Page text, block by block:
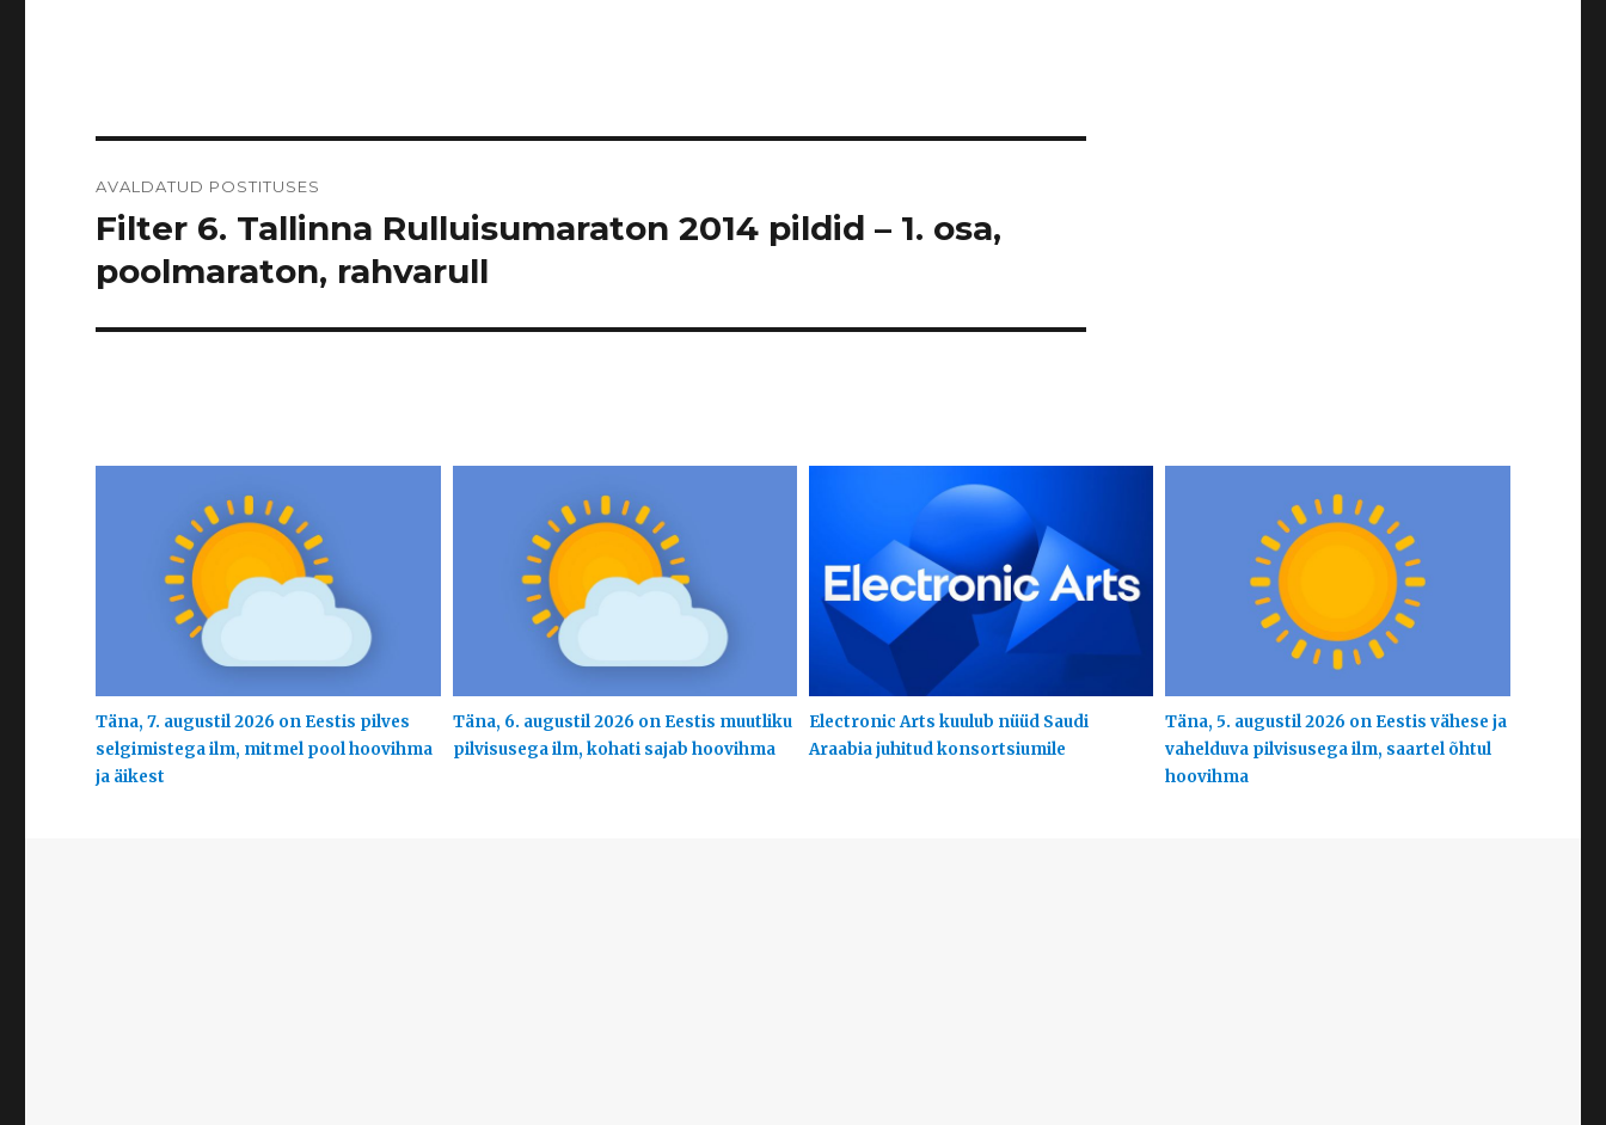
AVALDATUD POSTITUSES
Filter 6. Tallinna Rulluisumaraton 2014 pildid – 1. osa,
poolmaraton, rahvarull
Täna, 7. augustil 2026 on Eestis pilves
selgimistega ilm, mitmel pool hoovihma
ja äikest
Täna, 6. augustil 2026 on Eestis muutliku
pilvisusega ilm, kohati sajab hoovihma
Electronic Arts kuulub nüüd Saudi
Araabia juhitud konsortsiumile
Täna, 5. augustil 2026 on Eestis vähese ja
vahelduva pilvisusega ilm, saartel õhtul
hoovihma